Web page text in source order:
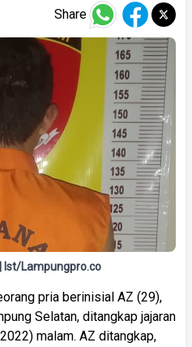
Share
Ist/Lampungpro.co
pria berinisial AZ (29),
Selatan, ditangkap jajaran
malam. AZ ditangkap,